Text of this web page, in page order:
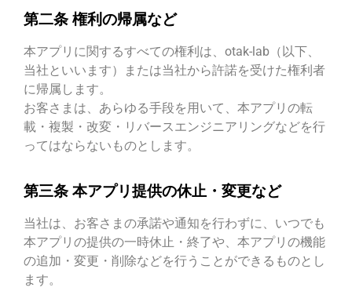
第二条 権利の帰属など
本アプリに関するすべての権利は、otak-lab（以下、
当社といいます）または当社から許諾を受けた権利者
に帰属します。
お客さまは、あらゆる手段を用いて、本アプリの転
載・複製・改変・リバースエンジニアリングなどを行
ってはならないものとします。
第三条 本アプリ提供の休止・変更など
当社は、お客さまの承諾や通知を行わずに、いつでも
本アプリの提供の一時休止・終了や、本アプリの機能
の追加・変更・削除などを行うことができるものとし
ます。